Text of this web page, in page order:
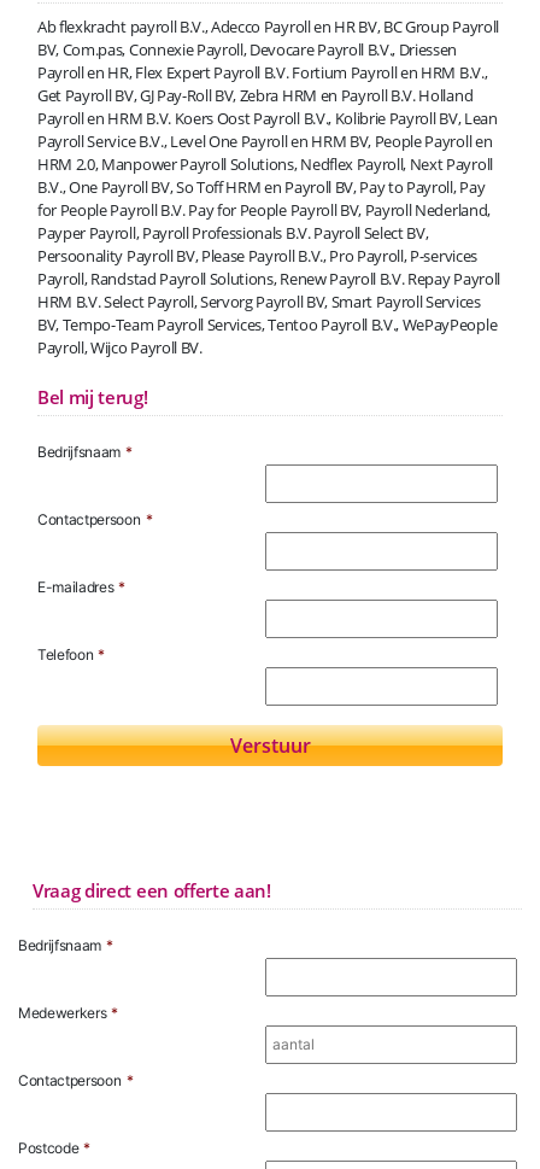
Ab flexkracht payroll B.V., Adecco Payroll en HR BV, BC Group Payroll
BV, Com.pas, Connexie Payroll, Devocare Payroll B.V., Driessen
Payroll en HR, Flex Expert Payroll B.V. Fortium Payroll en HRM B.V.,
Get Payroll BV, GJ Pay-Roll BV, Zebra HRM en Payroll B.V. Holland
Payroll en HRM B.V. Koers Oost Payroll B.V., Kolibrie Payroll BV, Lean
Payroll Service B.V., Level One Payroll en HRM BV, People Payroll en
HRM 2.0, Manpower Payroll Solutions, Nedflex Payroll, Next Payroll
B.V., One Payroll BV, So Toff HRM en Payroll BV, Pay to Payroll, Pay
for People Payroll B.V. Pay for People Payroll BV, Payroll Nederland,
Payper Payroll, Payroll Professionals B.V. Payroll Select BV,
Persoonality Payroll BV, Please Payroll B.V., Pro Payroll, P-services
Payroll, Randstad Payroll Solutions, Renew Payroll B.V. Repay Payroll
HRM B.V. Select Payroll, Servorg Payroll BV, Smart Payroll Services
BV, Tempo-Team Payroll Services, Tentoo Payroll B.V., WePayPeople
Payroll, Wijco Payroll BV.
Bel mij terug!
Bedrijfsnaam *
Contactpersoon *
E-mailadres *
Telefoon *
Vraag direct een offerte aan!
Bedrijfsnaam *
Medewerkers *
Contactpersoon *
Postcode *